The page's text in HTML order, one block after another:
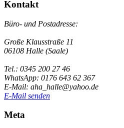
Kontakt
Büro- und Postadresse:
Große Klausstraße 11
06108 Halle (Saale)
Tel.: 0345 200 27 46
WhatsApp: 0176 643 62 367
E-Mail: aha_halle@yahoo.de
E-Mail senden
Meta